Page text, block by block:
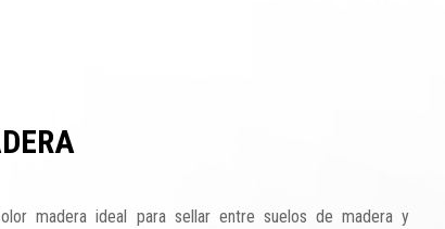
madera ideal para sellar entre suelos de madera y